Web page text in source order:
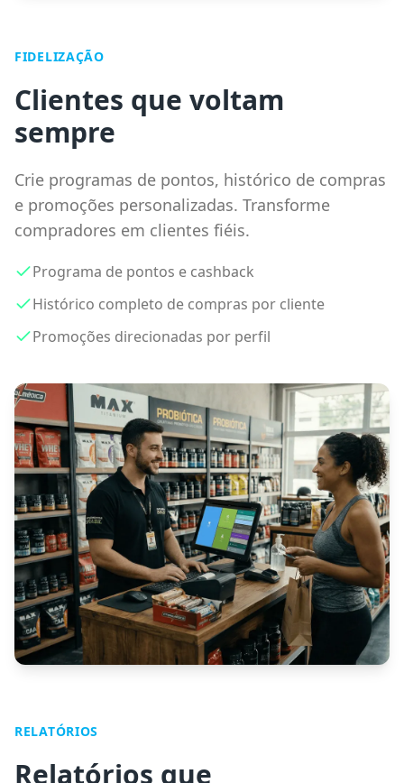
FIDELIZAÇÃO
Clientes que voltam
sempre
Crie programas de pontos, histórico de compras
e promoções personalizadas. Transforme
compradores em clientes fiéis.
Programa de pontos e cashback
Histórico completo de compras por cliente
Promoções direcionadas por perfil
RELATÓRIOS
Relatórios que